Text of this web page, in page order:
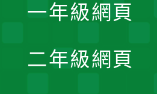
一年級網頁
二年級網頁